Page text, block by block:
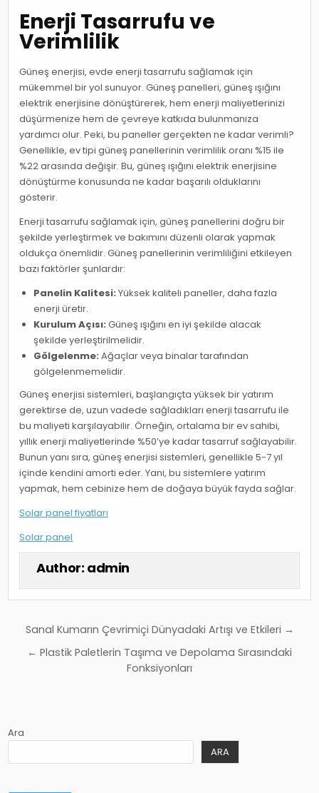
Enerji Tasarrufu ve
Verimlilik
Güneş enerjisi, evde enerji tasarrufu sağlamak için
mükemmel bir yol sunuyor. Güneş panelleri, güneş ışığını
elektrik enerjisine dönüştürerek, hem enerji maliyetlerinizi
düşürmenize hem de çevreye katkıda bulunmanıza
yardımcı olur. Peki, bu paneller gerçekten ne kadar verimli?
Genellikle, ev tipi güneş panellerinin verimlilik oranı %15 ile
%22 arasında değişir. Bu, güneş ışığını elektrik enerjisine
dönüştürme konusunda ne kadar başarılı olduklarını
gösterir.
Enerji tasarrufu sağlamak için, güneş panellerini doğru bir
şekilde yerleştirmek ve bakımını düzenli olarak yapmak
oldukça önemlidir. Güneş panellerinin verimliliğini etkileyen
bazı faktörler şunlardır:
Panelin Kalitesi: Yüksek kaliteli paneller, daha fazla
enerji üretir.
Kurulum Açısı: Güneş ışığını en iyi şekilde alacak
şekilde yerleştirilmelidir.
Gölgelenme: Ağaçlar veya binalar tarafından
gölgelenmemelidir.
Güneş enerjisi sistemleri, başlangıçta yüksek bir yatırım
gerektirse de, uzun vadede sağladıkları enerji tasarrufu ile
bu maliyeti karşılayabilir. Örneğin, ortalama bir ev sahibi,
yıllık enerji maliyetlerinde %50’ye kadar tasarruf sağlayabilir.
Bunun yanı sıra, güneş enerjisi sistemleri, genellikle 5-7 yıl
içinde kendini amorti eder. Yani, bu sistemlere yatırım
yapmak, hem cebinize hem de doğaya büyük fayda sağlar.
Solar panel fiyatları
Solar panel
Author: admin
Yazı
gezinmesi
Sanal Kumarın Çevrimiçi Dünyadaki Artışı ve Etkileri →
← Plastik Paletlerin Taşıma ve Depolama Sırasındaki
Fonksiyonları
Ara
ARA